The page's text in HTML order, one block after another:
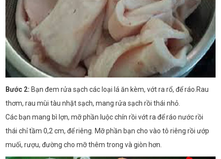
Bước 2: Bạn đem rửa sạch các loại lá ăn kèm, vớt ra rổ, để ráo.Rau
thơm, rau mùi tàu nhặt sạch, mang rửa sạch rồi thái nhỏ.
Các bạn mang bì lợn, mỡ phần luộc chín rồi vớt ra để ráo nước rồi
thái chỉ tầm 0,2 cm, để riêng. Mỡ phần bạn cho vào tô riêng rồi ướp
muối, rượu, đường cho mỡ thêm trong và giòn hơn.